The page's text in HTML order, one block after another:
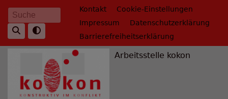
Direkt
zum
Inhalt
Suche Fußbereichsmenü
Kontakt
Cookie-Einstellungen
Impressum
Datenschutzerklärung
Barrierefreiheitserklärung
Arbeitsstelle kokon